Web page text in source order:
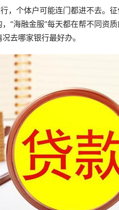
，个体户可能连门都进不去。
“海融金服”每天都在帮不同资
去哪家银行最好办。